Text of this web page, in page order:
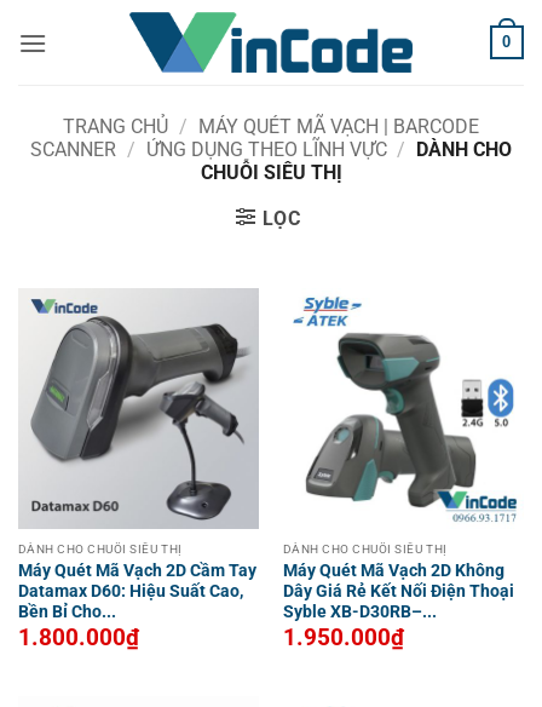
qua
0
TRANG CHỦ / MÁY QUÉT MÃ VẠCH | BARCODE
SCANNER / ỨNG DỤNG THEO LĨNH VỰC / DÀNH CHO
CHUỖI SIÊU THỊ
LỌC
DÀNH CHO CHUỖI SIÊU THỊ
Máy Quét Mã Vạch 2D Cầm Tay
Datamax D60: Hiệu Suất Cao,
Bền Bỉ Cho...
1.800.000₫
DÀNH CHO CHUỖI SIÊU THỊ
Máy Quét Mã Vạch 2D Không
Dây Giá Rẻ Kết Nối Điện Thoại
Syble XB-D30RB–...
1.950.000₫